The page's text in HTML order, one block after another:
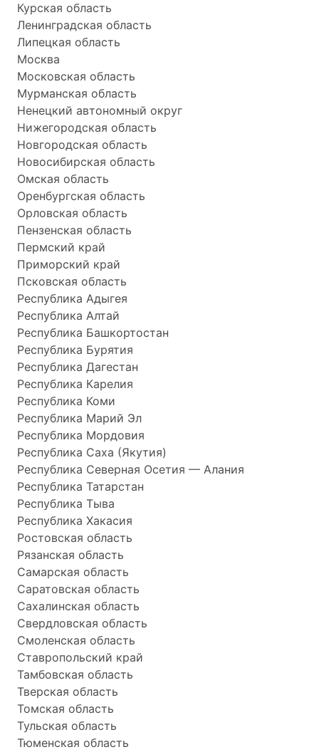
Курская область
Ленинградская область
Липецкая область
Москва
Московская область
Мурманская область
Ненецкий автономный округ
Нижегородская область
Новгородская область
Новосибирская область
Омская область
Оренбургская область
Орловская область
Пензенская область
Пермский край
Приморский край
Псковская область
Республика Адыгея
Республика Алтай
Республика Башкортостан
Республика Бурятия
Республика Дагестан
Республика Карелия
Республика Коми
Республика Марий Эл
Республика Мордовия
Республика Саха (Якутия)
Республика Северная Осетия — Алания
Республика Татарстан
Республика Тыва
Республика Хакасия
Ростовская область
Рязанская область
Самарская область
Саратовская область
Сахалинская область
Свердловская область
Смоленская область
Ставропольский край
Тамбовская область
Тверская область
Томская область
Тульская область
Тюменская область